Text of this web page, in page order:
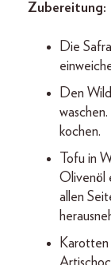
Zubereitung:
Die
Den
kochen.
Tofu in
Olivenöl
allen
Karotten